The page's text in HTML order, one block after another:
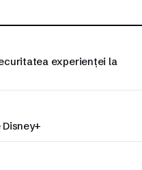
experienței la